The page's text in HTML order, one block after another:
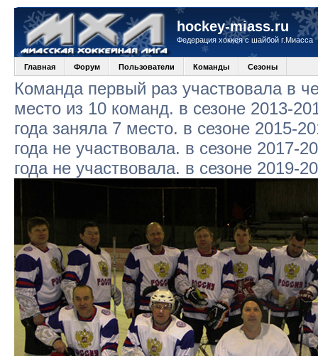
hockey-miass.ru
Федерация хоккея с шайбой г.Миасса
Главная Форум Пользователи Команды Сезоны
Команда первый раз участвовала в
место из 10 команд. в сезоне 2013-
года заняла 7 место. в сезоне 2015-
года не участвовала. в сезоне 2017-
года не участвовала. в сезоне 2019-